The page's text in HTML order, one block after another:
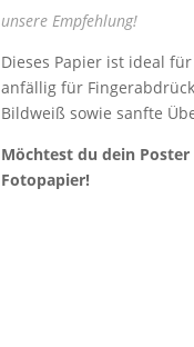
unsere Empfehlung!
Dieses Papier ist ideal
anfällig für
Bildweiß sowie sanfte
Möchtest du dein
Fotopapier!